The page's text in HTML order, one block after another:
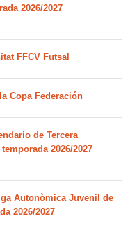
2026/2027
FFCV Futsal
Copa Federación
de Tercera
2026/2027
Autonòmica Juvenil de
2026/2027